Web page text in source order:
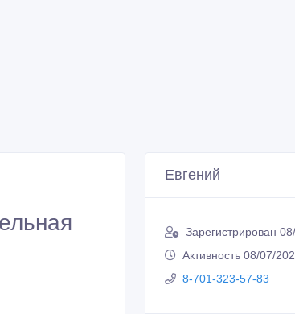
Евгений
Зарегистрирован
Активность 08/07/
8-701-323-57-83